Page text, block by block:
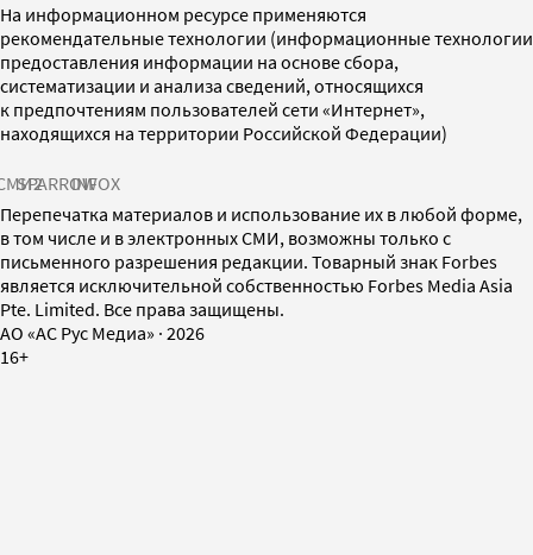
На информационном ресурсе применяются
рекомендательные технологии (информационные технологии
предоставления информации на основе сбора,
систематизации и анализа сведений, относящихся
к предпочтениям пользователей сети «Интернет»,
находящихся на территории Российской Федерации)
SPARROWINFOX
Перепечатка материалов и использование их в любой форме,
в том числе и в электронных СМИ, возможны только с
письменного разрешения редакции. Товарный знак Forbes
является исключительной собственностью Forbes Media Asia
Pte. Limited. Все права защищены.
AO «АС Рус Медиа» · 2026
16+